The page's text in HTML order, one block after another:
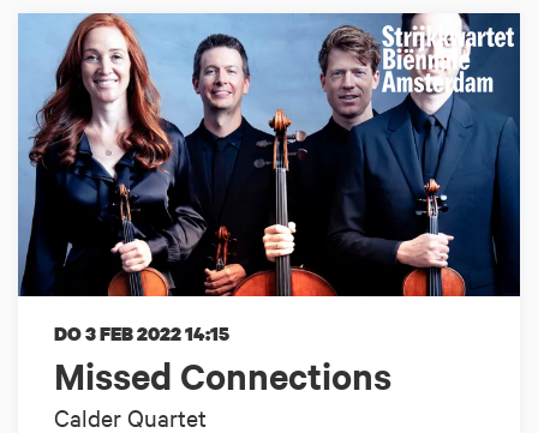
Missed Connections
Calder Quartet
DO 3 FEB 202214:15